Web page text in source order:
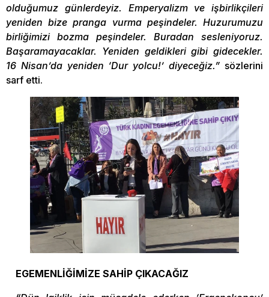
olduğumuz günlerdeyiz. Emperyalizm ve işbirlikçileri
yeniden bize pranga vurma peşindeler. Huzurumuzu
birliğimizi bozma peşindeler. Buradan sesleniyoruz.
Başaramayacaklar. Yeniden geldikleri gibi gidecekler.
16 Nisan’da yeniden ‘Dur yolcu!’ diyeceğiz.” sözlerini
sarf etti.
EGEMENLİĞİMİZE SAHİP ÇIKACAĞIZ